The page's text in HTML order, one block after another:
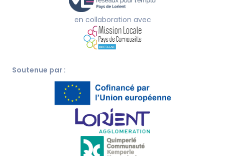
en collaboration avec
Soutenue par :